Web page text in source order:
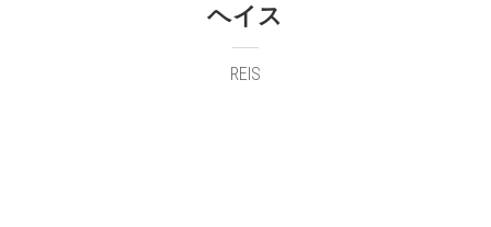
ヘイス
REIS